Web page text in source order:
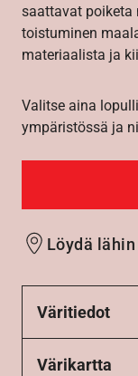
saattavat poiketa
toistuminen
materiaalista ja
Valitse aina
ympäristössä ja
Löydä
Väritiedot
Värikartta